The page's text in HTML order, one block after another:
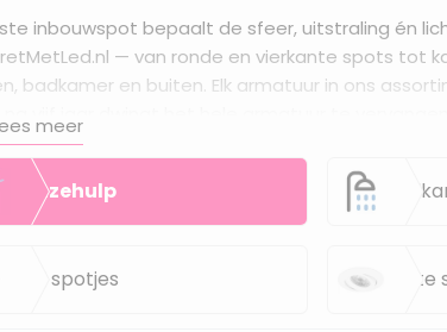
inbouwspot bepaalt de sfeer, uitstraling én
— van ronde en vierkante spots tot
badkamer en buiten. Elk armatuur in ons
na vijf jaar dwingt het hele armatuur te
de filters om te zoeken op zaagmaat,
zeker weet welke spot bij jouw situatie past.
meer
Keuzehulp
Mini spotjes Witte